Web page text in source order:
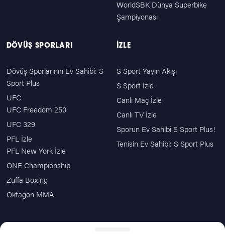
WorldSBK Dünya Superbike
Şampiyonası
DÖVÜŞ SPORLARI
Dövüş Sporlarının Ev Sahibi: S
Sport Plus
UFC
UFC Freedom 250
UFC 329
PFL İzle
PFL New York İzle
ONE Championship
Zuffa Boxing
Oktagon MMA
İZLE
S Sport Yayın Akışı
S Sport İzle
Canlı Maç İzle
Canlı TV İzle
Sporun Ev Sahibi S Sport Plus!
Tenisin Ev Sahibi: S Sport Plus